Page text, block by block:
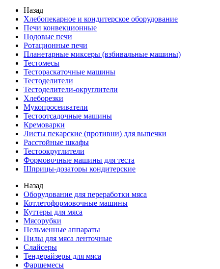
Назад
Хлебопекарное и кондитерское оборудование
Печи конвекционные
Подовые печи
Ротационные печи
Планетарные миксеры (взбивальные машины)
Тестомесы
Тестораскаточные машины
Тестоделители
Тестоделители-округлители
Хлеборезки
Мукопросеиватели
Тестоотсадочные машины
Кремоварки
Листы пекарские (противни) для выпечки
Расстойные шкафы
Тестоокруглители
Формовочные машины для теста
Шприцы-дозаторы кондитерские
Назад
Оборудование для переработки мяса
Котлетоформовочные машины
Куттеры для мяса
Мясорубки
Пельменные аппараты
Пилы для мяса ленточные
Слайсеры
Тендерайзеры для мяса
Фаршемесы